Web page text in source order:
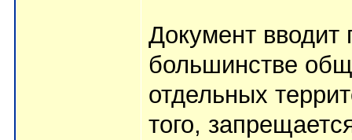
Документ вводит
большинстве
отдельных
того,